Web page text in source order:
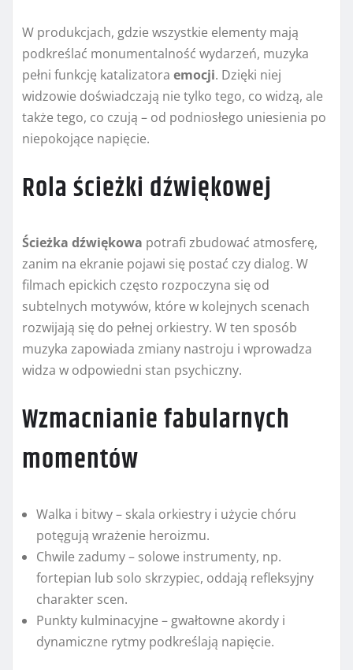
W produkcjach, gdzie wszystkie elementy mają
podkreślać monumentalność wydarzeń, muzyka
pełni funkcję katalizatora emocji. Dzięki niej
widzowie doświadczają nie tylko tego, co widzą, ale
także tego, co czują – od podniosłego uniesienia po
niepokojące napięcie.
Rola ścieżki dźwiękowej
Ścieżka dźwiękowa potrafi zbudować atmosferę,
zanim na ekranie pojawi się postać czy dialog. W
filmach epickich często rozpoczyna się od
subtelnych motywów, które w kolejnych scenach
rozwijają się do pełnej orkiestry. W ten sposób
muzyka zapowiada zmiany nastroju i wprowadza
widza w odpowiedni stan psychiczny.
Wzmacnianie fabularnych
momentów
Walka i bitwy – skala orkiestry i użycie chóru
potęgują wrażenie heroizmu.
Chwile zadumy – solowe instrumenty, np.
fortepian lub solo skrzypiec, oddają refleksyjny
charakter scen.
Punkty kulminacyjne – gwałtowne akordy i
dynamiczne rytmy podkreślają napięcie.